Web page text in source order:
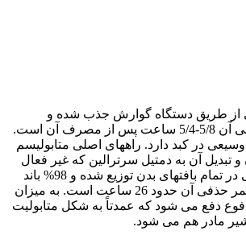
از طریق دستگاه گوارش جذب شده و
حداکثر سطح پلاسمائی آن 5/8-5/4 ساعت پس از مصرف آن است.
در کبد دارد. راههای اصلی متابولیسم
تبدیل آن به دمتیل سرترالین که غیر فعال
است. به طور وسیعی در تمام بافتهای بدن توزیع شده و 98% باند
پروتئینی دارد. نیمه عمر حذفی آن حدود 26 ساعت است. به میزان
دفع می شود که عمدتاً به شکل متابولیت
شیر مادر هم می شود.